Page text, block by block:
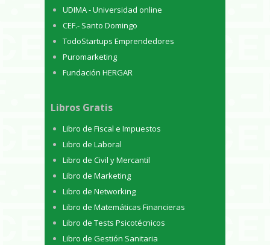
UDIMA - Universidad online
CEF.- Santo Domingo
TodoStartups Emprendedores
Puromarketing
Fundación HERGAR
Libros Gratis
Libro de Fiscal e Impuestos
Libro de Laboral
Libro de Civil y Mercantil
Libro de Marketing
Libro de Networking
Libro de Matemáticas Financieras
Libro de Tests Psicotécnicos
Libro de Gestión Sanitaria